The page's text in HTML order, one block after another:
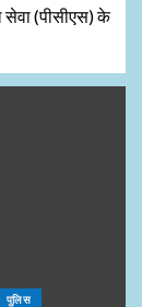
सेवा (पीसीएस) के
पुलिस